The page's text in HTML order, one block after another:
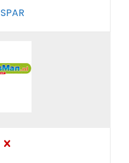
SPAR